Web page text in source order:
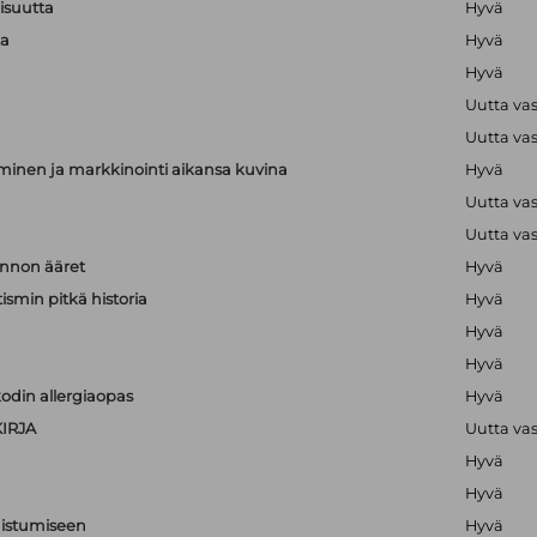
Hyvä
Hyvä
Hyvä
Uutta
Uutta
ja markkinointi aikansa kuvina
Hyvä
Uutta
Uutta
ääret
Hyvä
pitkä historia
Hyvä
Hyvä
Hyvä
allergiaopas
Hyvä
Uutta
Hyvä
Hyvä
Hyvä